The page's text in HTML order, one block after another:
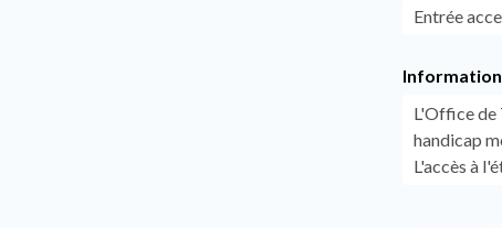
Entrée
L'Office de
handicap
L'accès à